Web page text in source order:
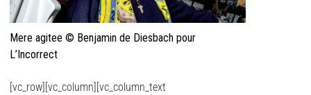
Mere agitee © Benjamin de Diesbach pour
L’Incorrect
[vc_row][vc_column][vc_column_text